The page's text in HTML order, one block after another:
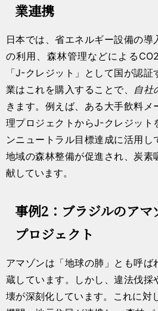
業連携
日本では、省エネルギー設備の導
の利用、森林管理などによる
「J-クレジット」として国が認
業はこれを購入することで、 自社
きます。例えば、ある大手飲料メ
理プロジェクトからJ-クレジット
ンニュートラル目標達成に活用し
地域の森林整備が促進され、炭素
献しています。
事例2：ブラジルのア
プロジェクト
アマゾンは「地球の肺」とも呼ば
蔵しています。しかし、違法伐採
壊が深刻化しています。これに対